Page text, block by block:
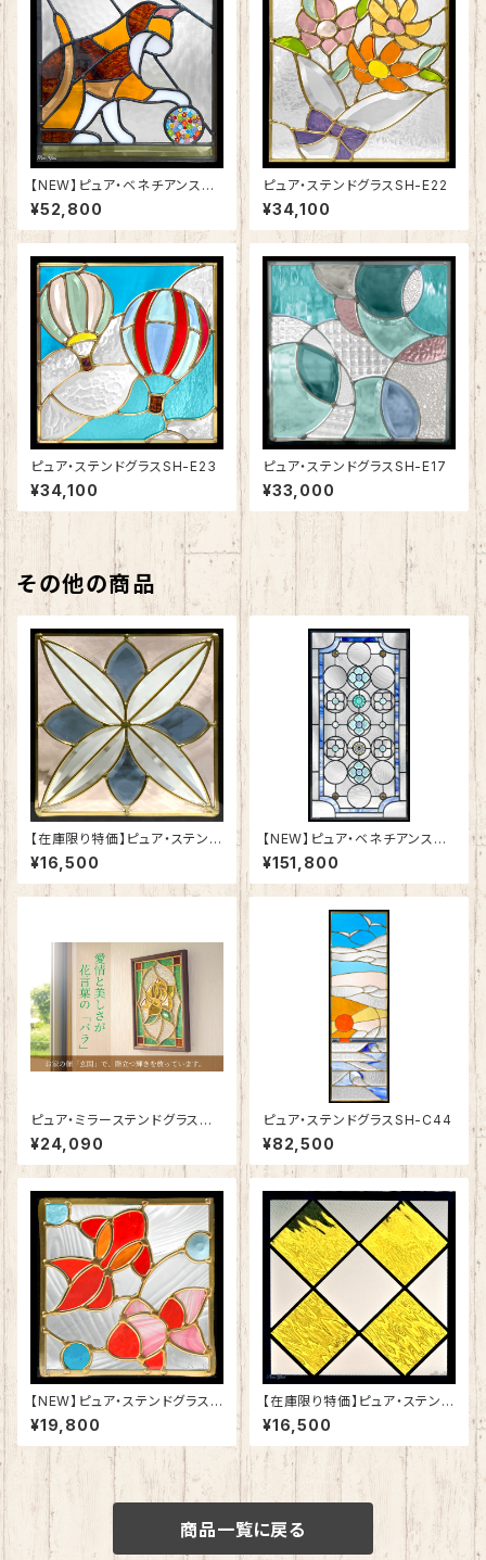
【NEW】ピュア・ベネチアンステ
ンドグラスSH-VE12
¥52,800
ピュア・ステンドグラスSH-E22
¥34,100
ピュア・ステンドグラスSH-E23
¥34,100
ピュア・ステンドグラスSH-E17
¥33,000
その他の商品
【在庫限り特価】ピュア・ステンド
グラスSH-E-GL65
¥16,500
【NEW】ピュア・ベネチアンステ
ンドグラスSH-VA03
¥151,800
ピュア・ミラーステンドグラス
愛情の「バラ」SH-PS01
¥24,090
ピュア・ステンドグラスSH-C44
¥82,500
【NEW】ピュア・ステンドグラスS
H-D55
¥19,800
【在庫限り特価】ピュア・ステンド
グラスSH-E124
¥16,500
商品一覧に戻る